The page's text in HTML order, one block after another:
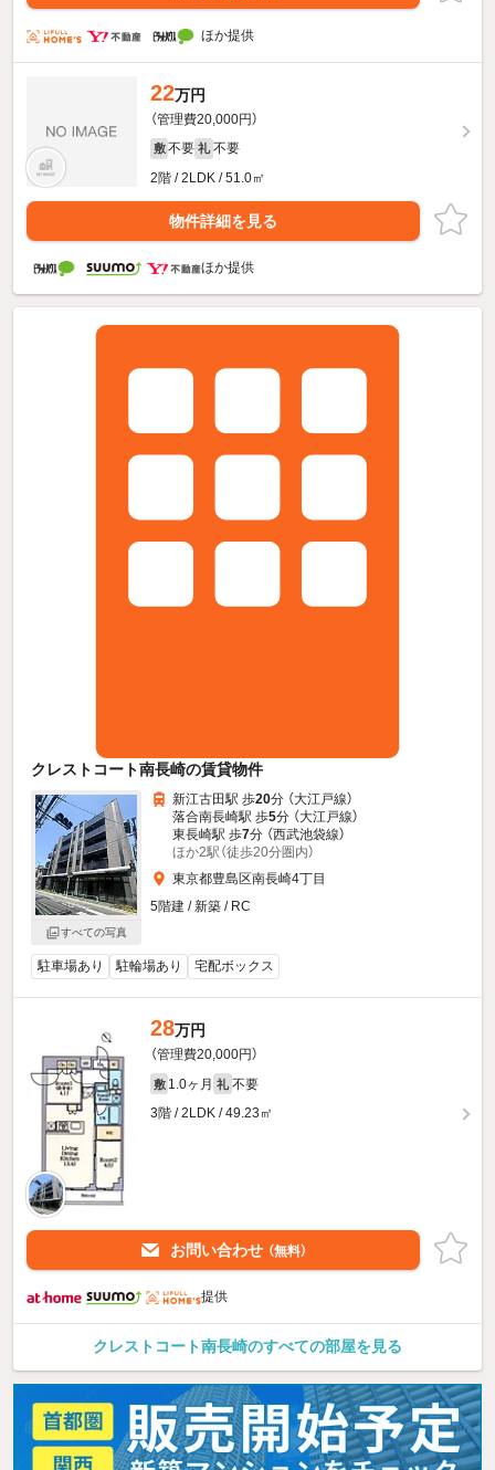
ほか提供
22万円
（管理費20,000円）
敷 不要 礼 不要
2階 / 2LDK / 51.0㎡
物件詳細を見る
ほか提供
クレストコート南長崎の賃貸物件
すべての写真
新江古田駅 歩20分 （大江戸線）
落合南長崎駅 歩5分 （大江戸線）
東長崎駅 歩7分 （西武池袋線）
ほか2駅（徒歩20分圏内）
東京都豊島区南長崎4丁目
5階建 / 新築 / RC
駐車場あり 駐輪場あり 宅配ボックス
28万円
（管理費20,000円）
敷 1.0ヶ月 礼 不要
3階 / 2LDK / 49.23㎡
お問い合わせ （無料）
提供
クレストコート南長崎のすべての部屋を見る